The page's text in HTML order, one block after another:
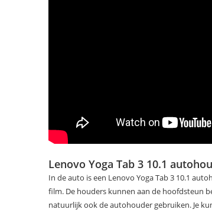
Lenovo Yoga Tab 3 10.1
In de auto is een Lenovo Yoga Tab 3 10.1
film. De houders kunnen aan de hoofdsteun
natuurlijk ook de autohouder gebruiken. Je